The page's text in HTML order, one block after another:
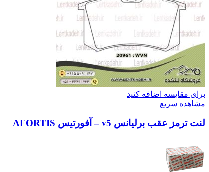
برای مقایسه اضافه کنید
مشاهده سریع
لنت ترمز عقب برلیانس v5 – آفورتیس AFORTIS